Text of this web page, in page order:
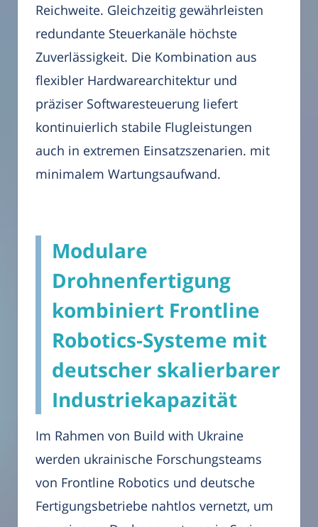
Reichweite. Gleichzeitig gewährleisten
redundante Steuerkanäle höchste
Zuverlässigkeit. Die Kombination aus
flexibler Hardwarearchitektur und
präziser Softwaresteuerung liefert
kontinuierlich stabile Flugleistungen
auch in extremen Einsatzszenarien. mit
minimalem Wartungsaufwand.
Modulare
Drohnenfertigung
kombiniert Frontline
Robotics-Systeme mit
deutscher skalierbarer
Industriekapazität
Im Rahmen von Build with Ukraine
werden ukrainische Forschungsteams
von Frontline Robotics und deutsche
Fertigungsbetriebe nahtlos vernetzt, um